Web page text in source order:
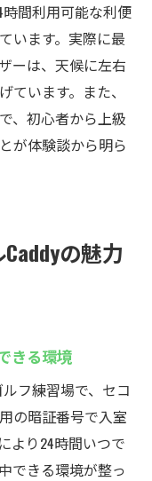
時間利用可能な利便
います。実際に最
ーは、天候に左右
ています。また、
、初心者から上級
が体験談から明ら
の魅力
きる環境
フ練習場で、セコ
の暗証番号で入室
より24時間いつで
できる環境が整っ